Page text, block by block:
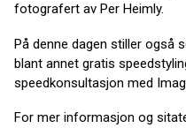
fotografert av Per Heimly.
På denne dagen stiller også
blant annet gratis
speedkonsultasjon med
For mer informasjon og